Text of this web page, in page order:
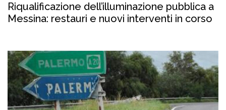
Riqualificazione dell’illuminazione pubblica a
Messina: restauri e nuovi interventi in corso